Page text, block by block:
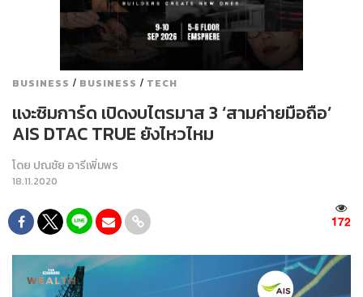
BUSINESS / BUSINESS / TECH
แงะซิมการ์ด เปิดงบไตรมาส 3 ‘สามค่ายมือถือ’
AIS DTAC TRUE ยังไหวไหม
โดย ปณชัย อารีเพิ่มพร
18.11.2020
172